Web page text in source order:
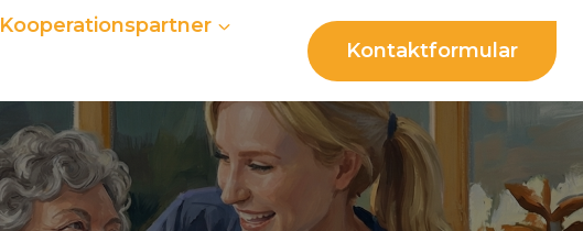
Kooperationspartner
Kontaktformular